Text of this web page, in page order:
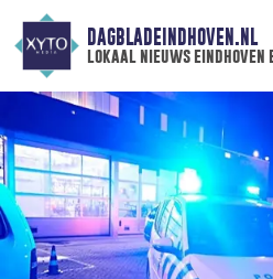
DAGBLADEINDHOVEN.NL
lokaal nieuws eindhoven